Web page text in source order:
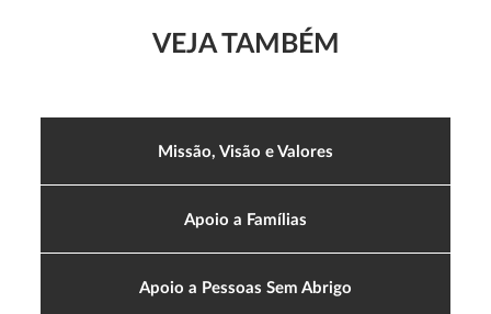
VEJA TAMBÉM
Missão, Visão e Valores
Apoio a Famílias
Apoio a Pessoas Sem Abrigo